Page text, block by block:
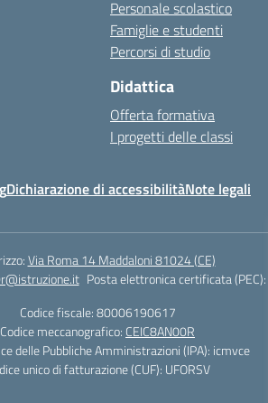
Personale scolastico
Famiglie e studenti
Percorsi di studio
Didattica
Offerta formativa
I progetti delle classi
Dichiarazione di accessibilitàNote legali
Via Roma 14 Maddaloni 81024 (CE)
Posta elettronica certificata (PEC):
Codice fiscale: 80006190617
Codice meccanografico: CEIC8AN00R
delle Pubbliche Amministrazioni (IPA): icmvce
unico di fatturazione (CUF): UFORSV